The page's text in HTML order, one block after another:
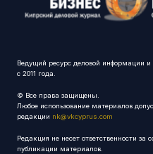
Ведущий ресурс деловой информации
с 2011 года.
© Все права защищены.
Любое использование материалов
редакции nk@vkcyprus.com
Редакция не несет ответственности
публикации материалов.